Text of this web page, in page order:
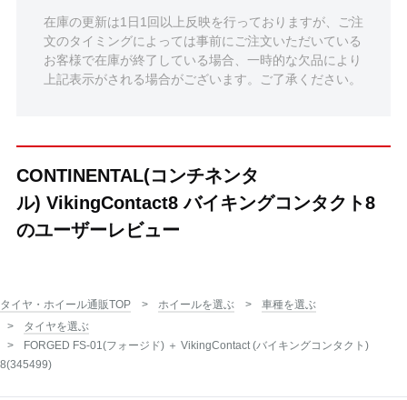
在庫の更新は1日1回以上反映を行っておりますが、ご注
文のタイミングによっては事前にご注文いただいている
お客様で在庫が終了している場合、一時的な欠品により
上記表示がされる場合がございます。ご了承ください。
CONTINENTAL(コンチネンタ
ル) VikingContact8 バイキングコンタクト8
のユーザーレビュー
タイヤ・ホイール通販TOP ホイールを選ぶ
車種を選ぶ
タイヤを選ぶ
FORGED FS-01(フォージド) ＋ VikingContact (バイキングコンタクト)
8(345499)